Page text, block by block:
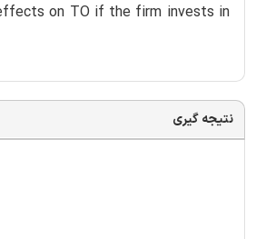
on TO if the firm invests in
نتیجه گیری